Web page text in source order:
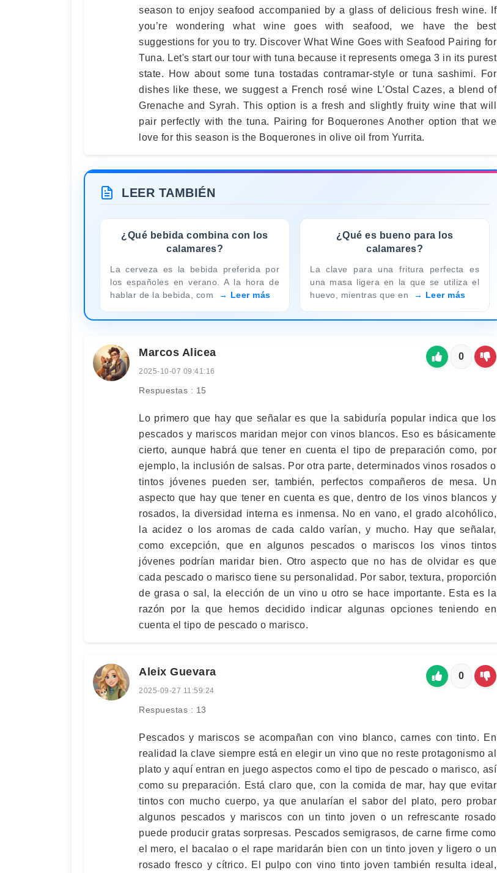
season to enjoy seafood accompanied by a glass of delicious fresh wine. If
you’re wondering what wine goes with seafood, we have the best
suggestions for you to try. Discover What Wine Goes with Seafood Pairing for
Tuna. Let's start our tour with tuna because it represents omega 3 in its purest
state. How about some tuna tostadas contramar-style or tuna sashimi. For
dishes like these, we suggest a French rosé wine L'Ostal Cazes, a blend of
Grenache and Syrah. This option is a fresh and slightly fruity wine that will
pair perfectly with the tuna. Pairing for Boquerones Another option that we
love for this season is the Boquerones in olive oil from Yurrita.
LEER TAMBIÉN
¿Qué bebida combina con los
calamares?
La cerveza es la bebida preferida por
los españoles en verano. A la hora de
hablar de la bebida, com
Leer más
¿Qué es bueno para los
calamares?
La clave para una fritura perfecta es
una masa ligera en la que se utiliza el
huevo, mientras que en
Leer más
Marcos Alicea
2025-10-07 09:41:16
Respuestas : 15
0
Lo primero que hay que señalar es que la sabiduría popular indica que los
pescados y mariscos maridan mejor con vinos blancos. Eso es básicamente
cierto, aunque habrá que tener en cuenta el tipo de preparación como, por
ejemplo, la inclusión de salsas. Por otra parte, determinados vinos rosados o
tintos jóvenes pueden ser, también, perfectos compañeros de mesa. Un
aspecto que hay que tener en cuenta es que, dentro de los vinos blancos y
rosados, la diversidad interna es inmensa. No en vano, el grado alcohólico,
la acidez o los aromas de cada caldo varían, y mucho. Hay que señalar,
como excepción, que en algunos pescados o mariscos los vinos tintos
jóvenes podrían maridar bien. Otro aspecto que no has de olvidar es que
cada pescado o marisco tiene su personalidad. Por sabor, textura, proporción
de grasa o sal, la elección de un vino u otro se hace importante. Esta es la
razón por la que hemos decidido indicar algunas opciones teniendo en
cuenta el tipo de pescado o marisco.
Aleix Guevara
2025-09-27 11:59:24
Respuestas : 13
0
Pescados y mariscos se acompañan con vino blanco, carnes con tinto. En
realidad la clave siempre está en elegir un vino que no reste protagonismo al
plato y aquí entran en juego aspectos como el tipo de pescado o marisco, así
como su preparación. Está claro que, con la comida de mar, hay que evitar
tintos con mucho cuerpo, ya que anularían el sabor del plato, pero probar
algunos pescados y mariscos con un tinto joven o un refrescante rosado
puede producir gratas sorpresas. Pescados semigrasos, de carne firme como
el mero, el bacalao o el rape maridarán bien con un tinto joven y ligero o un
rosado fresco y cítrico. El pulpo con vino tinto joven también resulta ideal,